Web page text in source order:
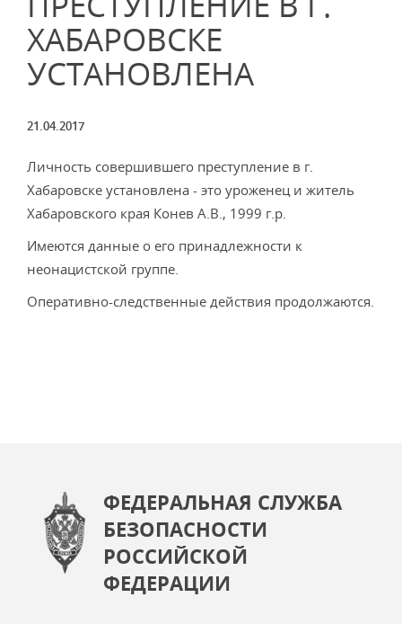
ХАБАРОВСКЕ
УСТАНОВЛЕНА
21.04.2017
Личность совершившего преступление в г.
Хабаровске установлена - это уроженец и житель
Хабаровского края Конев А.В., 1999 г.р.
Имеются данные о его принадлежности к
неонацистской группе.
Оперативно-следственные действия продолжаются.
ФЕДЕРАЛЬНАЯ СЛУЖБА
БЕЗОПАСНОСТИ
РОССИЙСКОЙ
ФЕДЕРАЦИИ